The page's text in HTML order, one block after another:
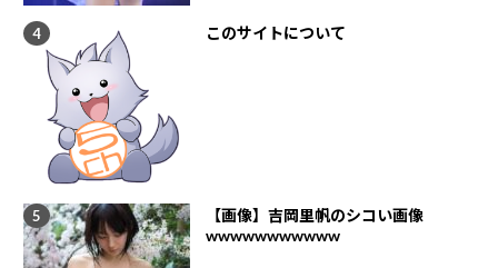
このサイトについて
【画像】吉岡里帆のシコい画像
wwwwwwwwwww